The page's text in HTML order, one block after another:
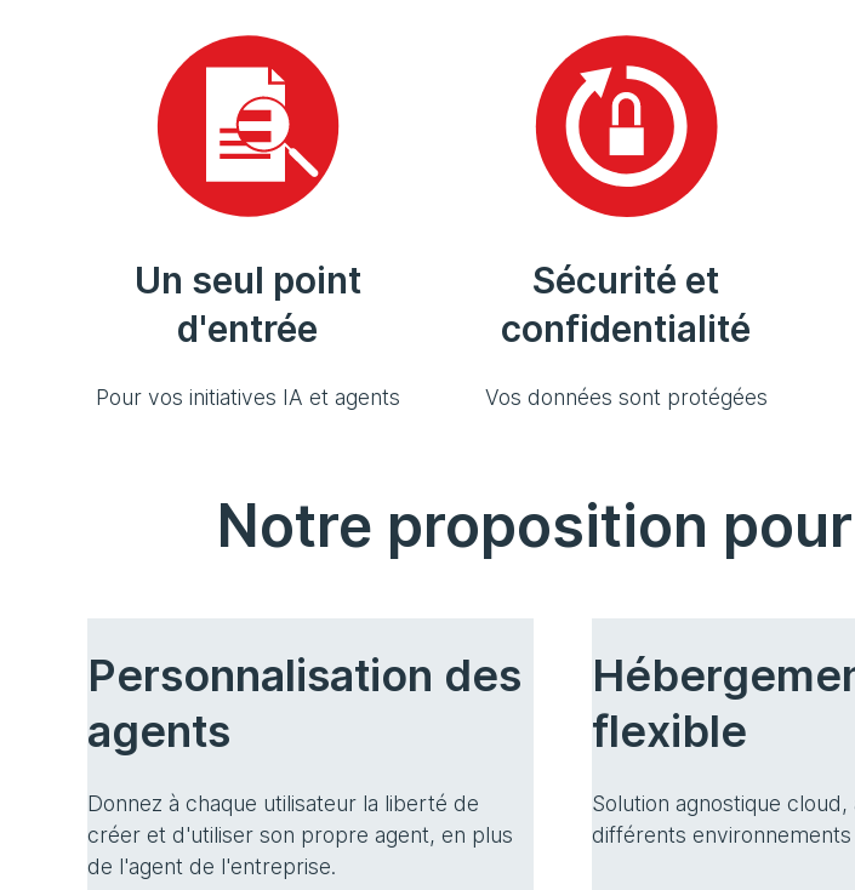
Un seul point
d'entrée
Pour vos initiatives IA et agents
Sécurité et
confidentialité
Vos données sont protégées
Notre proposition
Personnalisation des
agents
Donnez à chaque utilisateur la liberté de
créer et d'utiliser son propre agent, en plus
de l'agent de l'entreprise.
flexible
Solution agnostique cloud,
différents environnements